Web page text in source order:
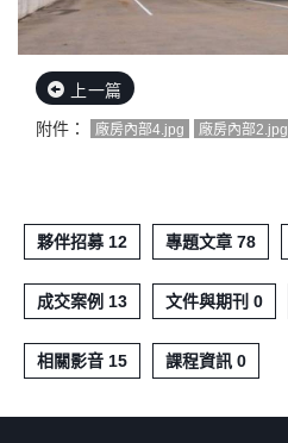
上一篇
附件：
廠房內部4.jpg 廠房內部2.jpg
夥伴招募 12 專題文章 78
成交案例 13 文件與期刊 0
相關影音 15 課程資訊 0